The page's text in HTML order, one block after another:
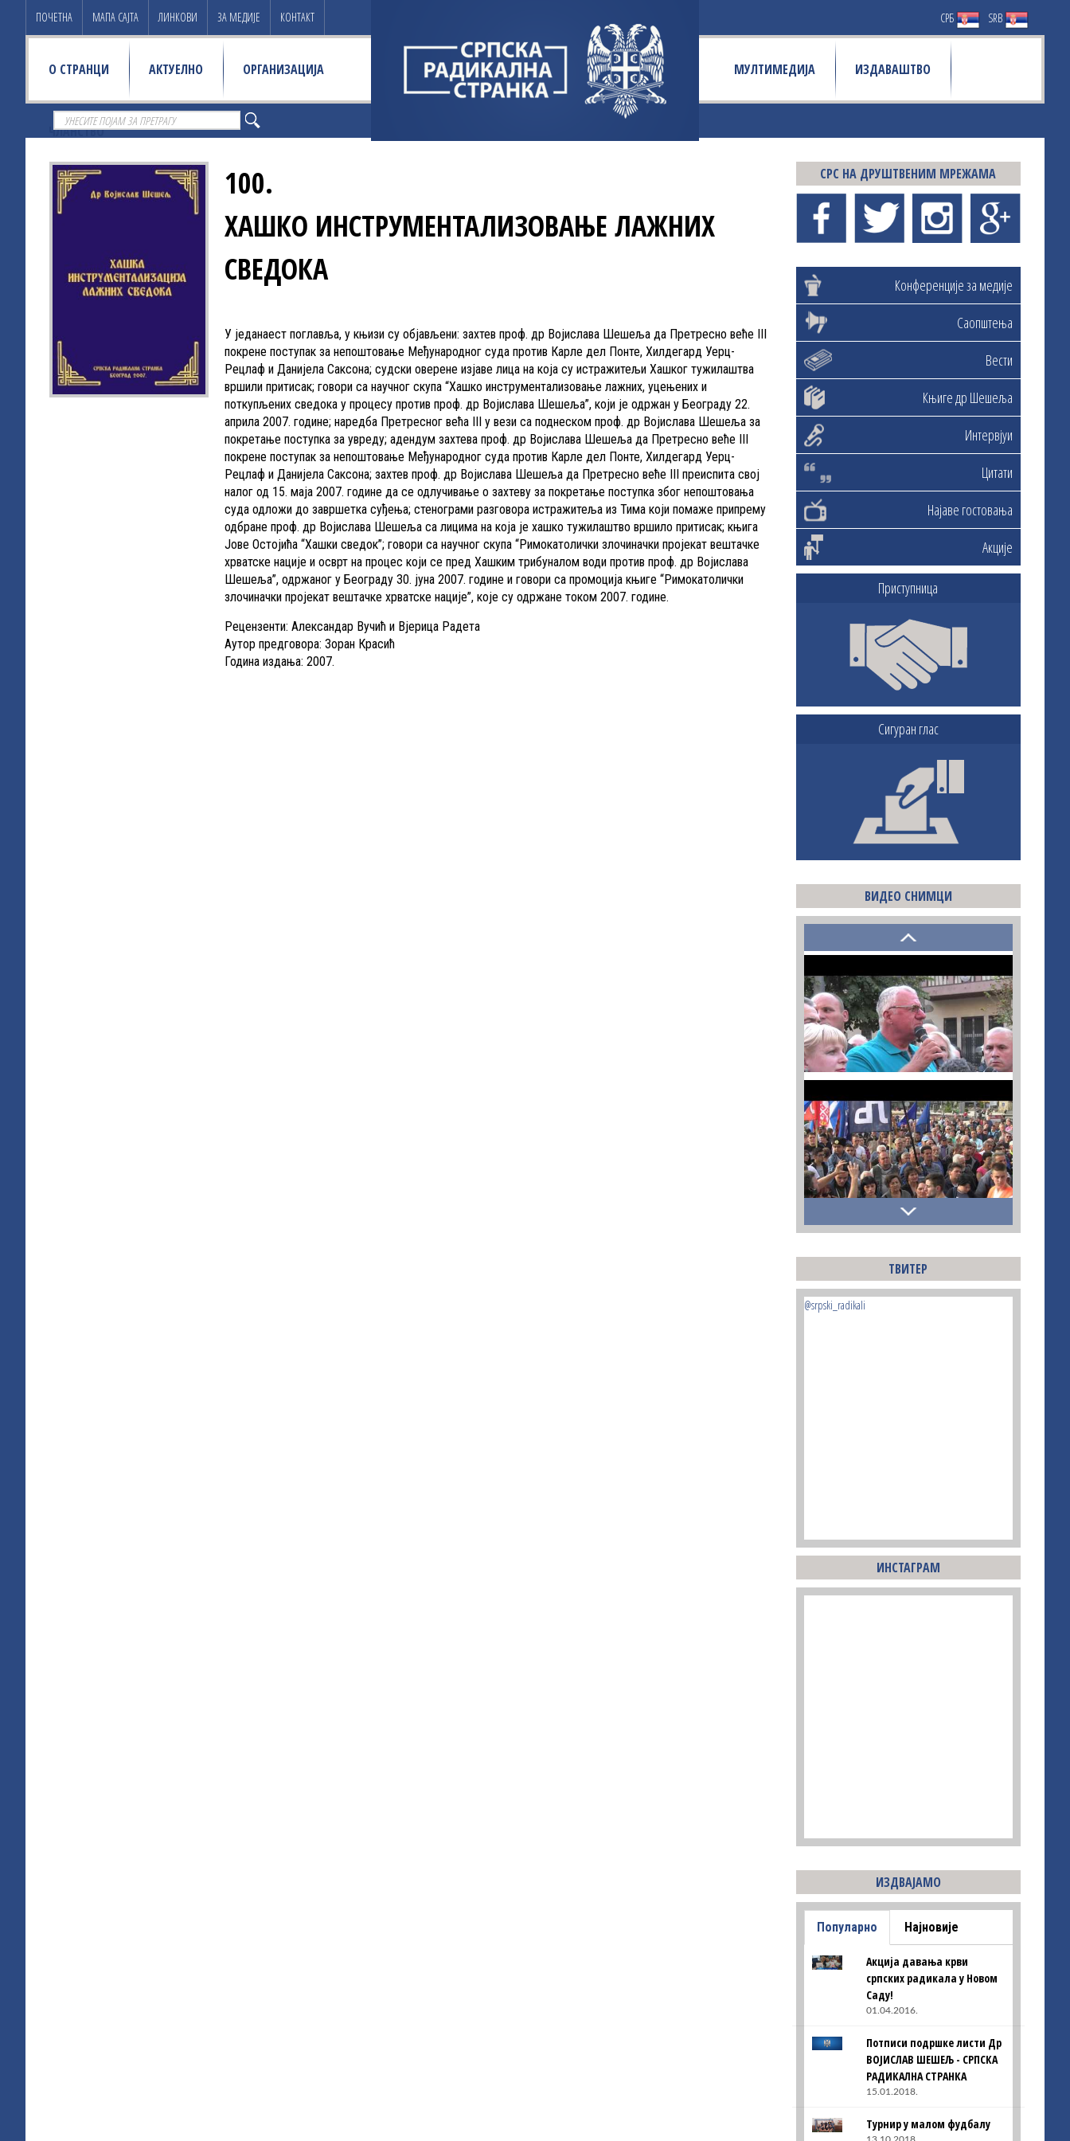
ПОЧЕТНА МАПА САЈТА ЛИНКОВИ ЗА МЕДИЈЕ КОНТАКТ СРБ SRB
О СТРАНЦИ АКТУЕЛНО ОРГАНИЗАЦИЈА МУЛТИМЕДИЈА ИЗДАВАШТВО
ЧЛАНСТВО
100.
ХАШКО ИНСТРУМЕНТАЛИЗОВАЊЕ ЛАЖНИХ
СВЕДОКА
У једанаест поглавља, у књизи су објављени: захтев проф. др Војислава Шешеља да Претресно веће III
покрене поступак за непоштовање Међународног суда против Карле дел Понте, Хилдегард Уерц-
Рецлаф и Данијела Саксона; судски оверене изјаве лица на која су истражитељи Хашког тужилаштва
вршили притисак; говори са научног скупа “Хашко инструментализовање лажних, уцењених и
поткупљених сведока у процесу против проф. др Војислава Шешеља”, који је одржан у Београду 22.
априла 2007. године; наредба Претресног већа III у вези са поднеском проф. др Војислава Шешеља за
покретање поступка за увреду; адендум захтева проф. др Војислава Шешеља да Претресно веће III
покрене поступак за непоштовање Међународног суда против Карле дел Понте, Хилдегард Уерц-
Рецлаф и Данијела Саксона; захтев проф. др Војислава Шешеља да Претресно веће III преиспита свој
налог од 15. маја 2007. године да се одлучивање о захтеву за покретање поступка због непоштовања
суда одложи до завршетка суђења; стенограми разговора истражитеља из Тима који помаже припрему
одбране проф. др Војислава Шешеља са лицима на која је хашко тужилаштво вршило притисак; књига
Јове Остојића “Хашки сведок”; говори са научног скупа “Римокатолички злочиначки пројекат вештачке
хрватске нације и осврт на процес који се пред Хашким трибуналом води против проф. др Војислава
Шешеља”, одржаног у Београду 30. јуна 2007. године и говори са промоција књиге “Римокатолички
злочиначки пројекат вештачке хрватске нације”, које су одржане током 2007. године.
Рецензенти: Александар Вучић и Вјерица Радета
Аутор предговора: Зоран Красић
Година издања: 2007.
СРС НА ДРУШТВЕНИМ МРЕЖАМА
Конференције за медије
Саопштења
Вести
Књиге др Шешеља
Интервјуи
Цитати
Најаве гостовања
Акције
Приступница
Сигуран глас
ВИДЕО СНИМЦИ
ТВИТЕР
@srpski_radikali
ИНСТАГРАМ
ИЗДВАЈАМО
Популарно Најновије
Акција давања крви
српских радикала у Новом
Саду!
01.04.2016.
Потписи подршке листи Др
ВОЈИСЛАВ ШЕШЕЉ - СРПСКА
РАДИКАЛНА СТРАНКА
15.01.2018.
Турнир у малом фудбалу